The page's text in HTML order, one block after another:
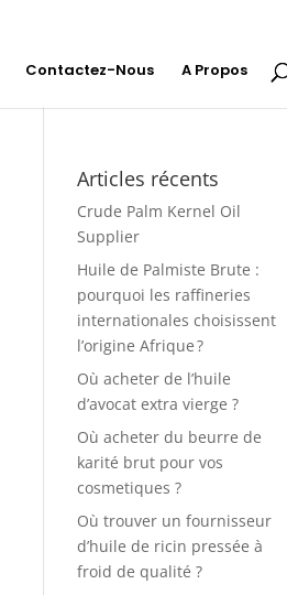
Contactez-Nous A Propos
Articles récents
Crude Palm Kernel Oil
Supplier
Huile de Palmiste Brute :
pourquoi les raffineries
internationales choisissent
l’origine Afrique ?
Où acheter de l’huile
d’avocat extra vierge ?
Où acheter du beurre de
karité brut pour vos
cosmetiques ?
Où trouver un fournisseur
d’huile de ricin pressée à
froid de qualité ?